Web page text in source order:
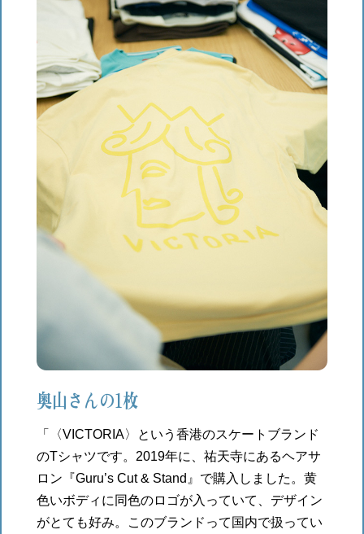
奥山さんの1枚
「〈VICTORIA〉という香港のスケートブランド
のTシャツです。2019年に、祐天寺にあるヘアサ
ロン『Guru’s Cut & Stand』で購入しました。黄
色いボディに同色のロゴが入っていて、デザイン
がとても好み。このブランドって国内で扱ってい